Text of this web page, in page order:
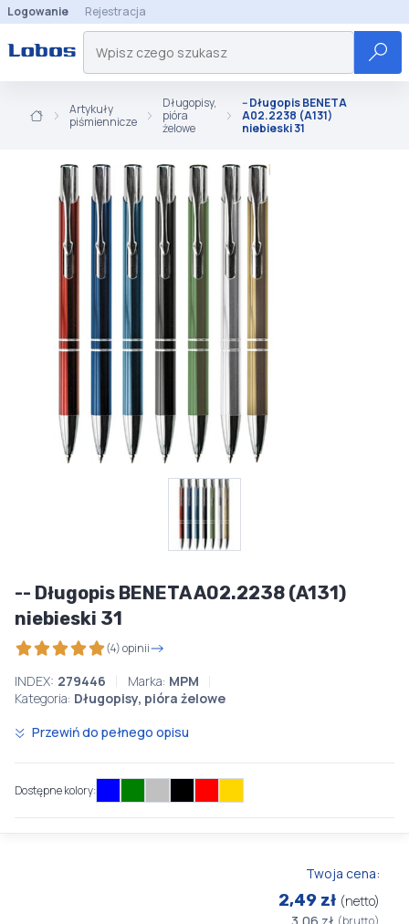
Logowanie Rejestracja
Artykuły
piśmiennicze
Długopisy,
pióra
żelowe
-- Długopis BENETA
A02.2238 (A131)
niebieski 31
-- Długopis BENETA A02.2238 (A131)
niebieski 31
(4) opinii
INDEX: 279446 Marka: MPM
Kategoria: Długopisy, pióra żelowe
Przewiń do pełnego opisu
Dostępne kolory:
Twoja cena:
2,49 zł (netto)
(brutto)